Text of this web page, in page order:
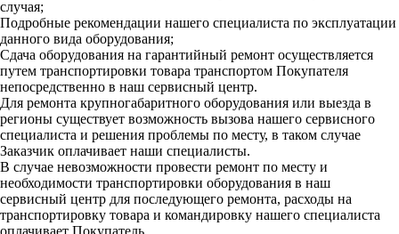
случая;
Подробные рекомендации нашего специалиста по эксплуатации
данного вида оборудования;
Сдача оборудования на гарантийный ремонт осуществляется
путем транспортировки товара транспортом Покупателя
непосредственно в наш сервисный центр.
Для ремонта крупногабаритного оборудования или выезда в
регионы существует возможность вызова нашего сервисного
специалиста и решения проблемы по месту, в таком случае
Заказчик оплачивает наши специалисты.
В случае невозможности провести ремонт по месту и
необходимости транспортировки оборудования в наш
сервисный центр для последующего ремонта, расходы на
транспортировку товара и командировку нашего специалиста
оплачивает Покупатель.